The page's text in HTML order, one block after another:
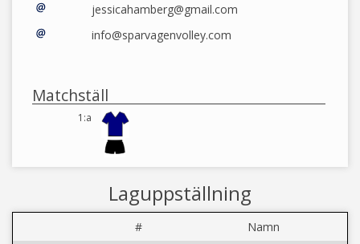
jessicahamberg@gmail.com
info@sparvagenvolley.com
Matchställ
1:a
Laguppställning
# Namn